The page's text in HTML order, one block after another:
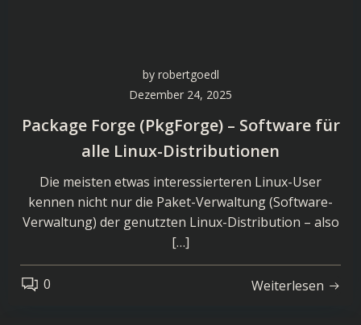
by robertgoedl
Dezember 24, 2025
Package Forge (PkgForge) – Software für
alle Linux-Distributionen
Die meisten etwas interessierteren Linux-User
kennen nicht nur die Paket-Verwaltung (Software-
Verwaltung) der genutzten Linux-Distribution – also
[…]
0 Weiterlesen